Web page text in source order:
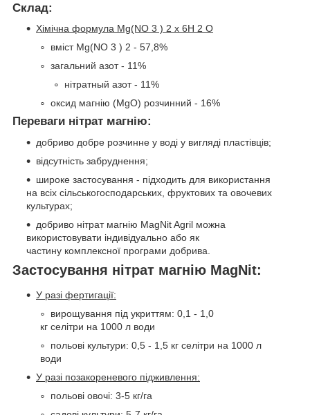
Склад:
Хімічна формула Mg(NO 3 ) 2 x 6H 2 O
вміст Mg(NO 3 ) 2 - 57,8%
загальний азот - 11%
нітратный азот - 11%
оксид магнію (MgO) розчинний - 16%
Переваги нітрат магнію:
добриво добре розчинне у воді у вигляді пластівців;
відсутність забруднення;
широке застосування - підходить для використання
на всіх сільськогосподарських, фруктових та овочевих
культурах;
добриво нітрат магнію MagNit Agril можна
використовувати індивідуально або як
частину комплексної програми добрива.
Застосування нітрат магнію MagNit:
У разі фертигації:
вирощування під укриттям: 0,1 - 1,0
кг селітри на 1000 л води
польові культури: 0,5 - 1,5 кг селітри на 1000 л
води
У разі позакореневого підживлення:
польові овочі: 3-5 кг/га